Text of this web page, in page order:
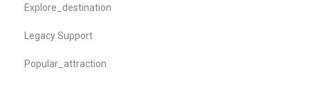
Explore_destination
Legacy Support
Popular_attraction